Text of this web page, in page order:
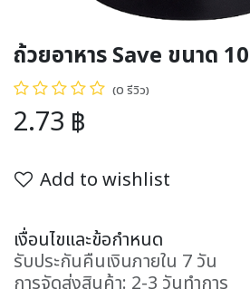
ถ้วยอาหาร Save ขนาด
(0 รีวิว)
2.73 ฿
Add to wishlist
เงื่อนไขและข้อกำหนด
รับประกันคืนเงินภายใน 7 วัน
การจัดส่งสินค้า: 2-3 วันทำการ